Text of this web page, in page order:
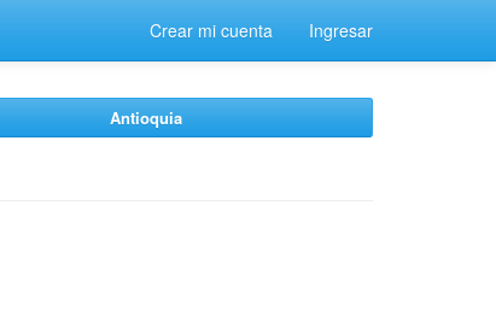
Crear mi cuenta Ingresar
Antioquia